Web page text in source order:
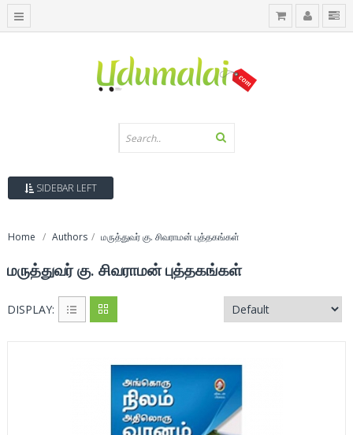
SIDEBAR LEFT
Home Authors மருத்துவர் கு. சிவராமன் புத்தகங்கள்
மருத்துவர் கு. சிவராமன் புத்தகங்கள்
DISPLAY: